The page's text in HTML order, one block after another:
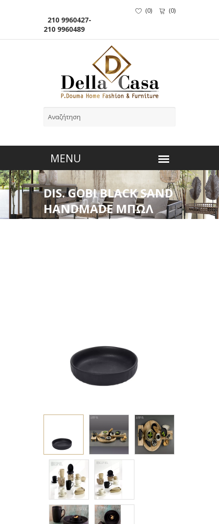
210 9960427-
210 9960489
(0) (0)
DIS. GOBI BLACK SAND
HANDMADE ΜΠΩΛ
ΡΗΧΟ ΣΤΡΟΓΓ. ΜΑΥΡΟ